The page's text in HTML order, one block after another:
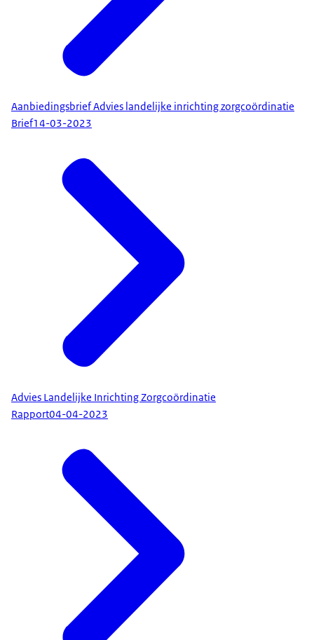
Aanbiedingsbrief Advies landelijke inrichting zorgcoördinatie
Brief14-03-2023
Advies Landelijke Inrichting Zorgcoördinatie
Rapport04-04-2023